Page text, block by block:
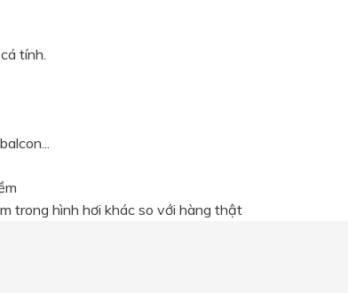
tính.
trong hình hơi khác so với hàng thật